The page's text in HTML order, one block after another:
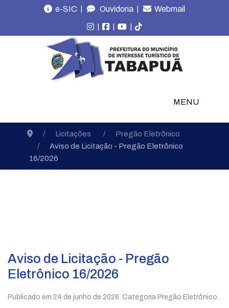
e-SIC | Ouvidoria | Webmail
| | |
MENU
Licitações
Pregão Eletrônico
Aviso de Licitação - Pregão Eletrônico
16/2026
Aviso de Licitação - Pregão
Eletrônico 16/2026
Publicado em 24 de junho de 2026 . Categoria Pregão Eletrônico.